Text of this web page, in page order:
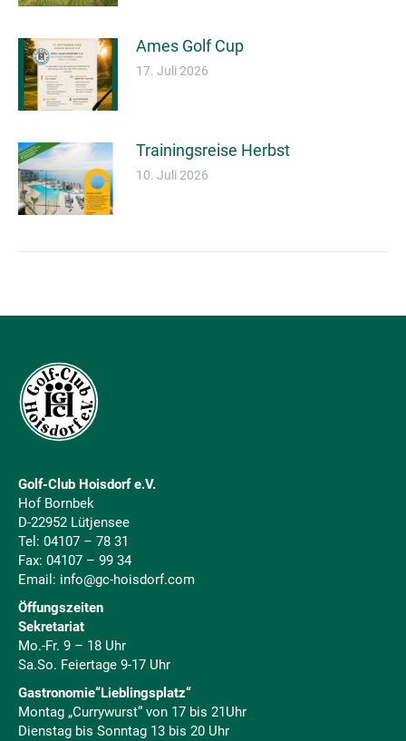
Ames Golf Cup
17. Juli 2026
Trainingsreise Herbst
10. Juli 2026
Golf-Club Hoisdorf e.V.
Hof Bornbek
D-22952 Lütjensee
Tel: 04107 – 78 31
Fax: 04107 – 99 34
Email: info@gc-hoisdorf.com
Öffungszeiten
Sekretariat
Mo.-Fr. 9 – 18 Uhr
Sa.So. Feiertage 9-17 Uhr
Gastronomie“Lieblingsplatz“
Montag „Currywurst“ von 17 bis 21Uhr
Dienstag bis Sonntag 13 bis 20 Uhr